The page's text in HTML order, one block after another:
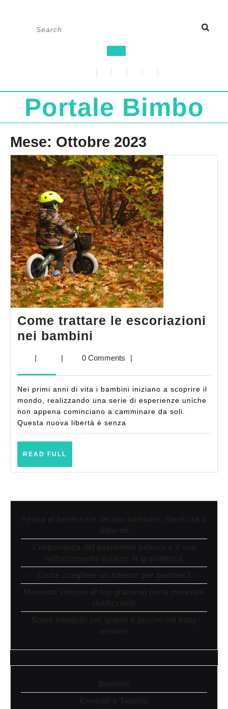
Button
Portale Bimbo
Mese: Ottobre 2023
Come trattare le escoriazioni
nei bambini
nei
bambini
| | 0 Comments |
Nei primi anni di vita i bambini iniziano a scoprire il
mondo, realizzando una serie di esperienze uniche
non appena cominciano a camminare da soli.
Questa nuova libertà è senza
READ FULL
Pensa al benessere del tuo bambino: Sterilizza il
Biberon
L’importanza del pavimento pelvico e il suo
rafforzamento durante la gravidanza
Come scegliere un biberon per bambini?
Merenda sempre al top grazie ai porta merenda
riutilizzabili
Sonni tranquilli per grandi e piccini col baby
monitor
Bambini
Consigli e Tutorial